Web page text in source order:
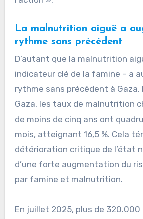
La malnutrition aiguë a
rythme sans précédent
D’autant que la malnutrition
indicateur clé de la famine – a
rythme sans précédent à Gaza.
Gaza, les taux de malnutrition
de moins de cinq ans ont
mois, atteignant 16,5 %. Cela
détérioration critique de l’état
d’une forte augmentation du
par famine et malnutrition.
En juillet 2025, plus de